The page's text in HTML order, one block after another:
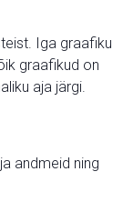
Iga graafiku
graafikud on
aja järgi.
andmeid ning